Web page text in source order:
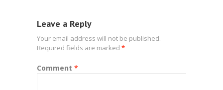
Leave a Reply
Your email address will not be published.
Required fields are marked *
Comment *